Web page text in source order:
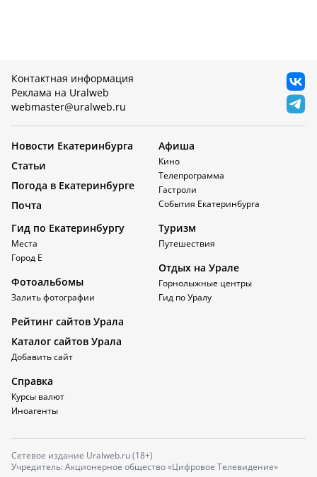
Контактная информация
Реклама на Uralweb
webmaster@uralweb.ru
Новости Екатеринбурга
Статьи
Погода в Екатеринбурге
Почта
Афиша
Кино
Телепрограмма
Гастроли
События Екатеринбурга
Гид по Екатеринбургу
Места
Город Е
Фотоальбомы
Залить фотографии
Туризм
Путешествия
Отдых на Урале
Горнолыжные центры
Гид по Уралу
Рейтинг сайтов Урала
Каталог сайтов Урала
Добавить сайт
Справка
Курсы валют
Иноагенты
Сетевое издание Uralweb.ru (18+)
Учредитель: Акционерное общество «Цифровое Телевидение»